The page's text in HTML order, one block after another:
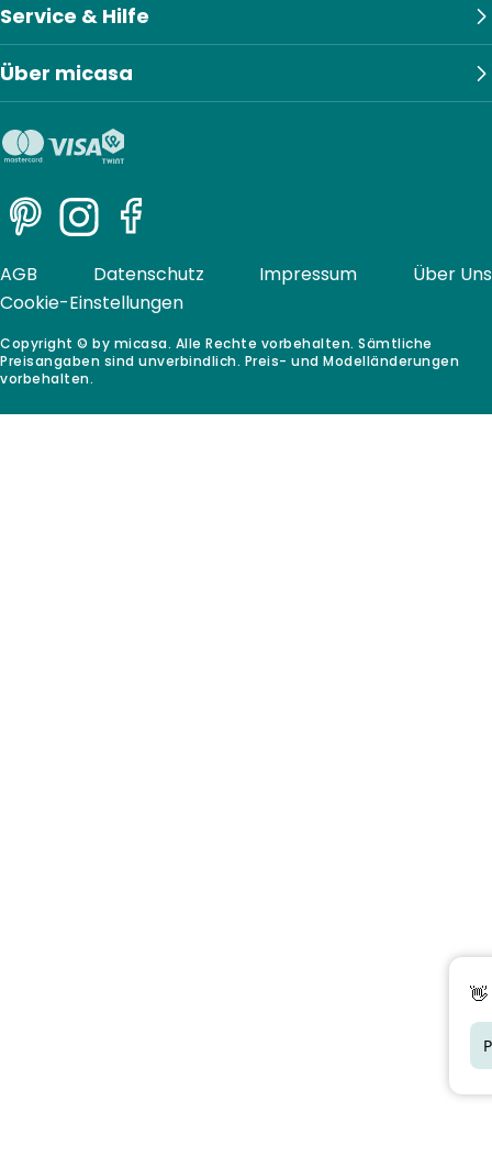
Service & Hilfe
Über micasa
PinterestInstagramFacebook
Copyright © by micasa. Alle Rechte vorbehalten. Sämtliche
Preisangaben sind unverbindlich. Preis- und Modelländerungen
vorbehalten.
AGB Datenschutz Impressum
Über Uns
Cookie-Einstellungen